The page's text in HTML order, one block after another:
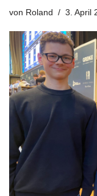
von Roland 3. April